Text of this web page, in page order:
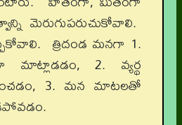
మెరుగుపరుచుకోవాలి.
త్రిదండ మనగా 1.
మాట్లాడడం, 2. వ్యర్థ
3. మన మాటలతో